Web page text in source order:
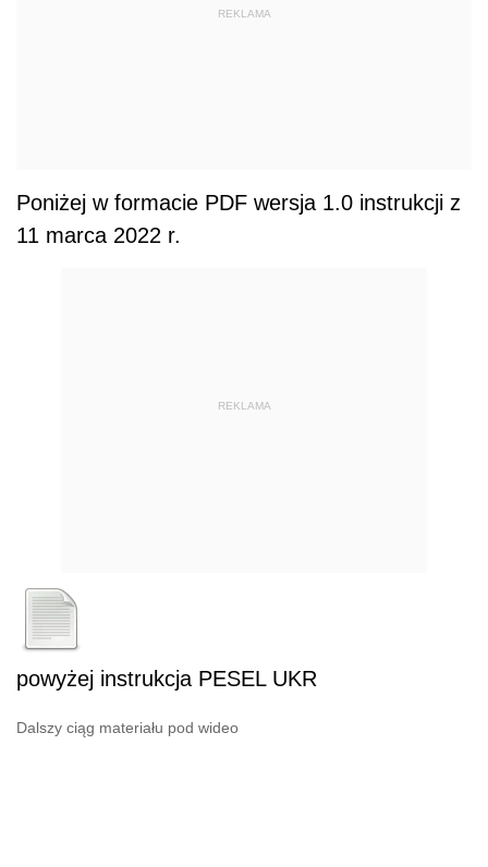
REKLAMA
Poniżej w formacie PDF wersja 1.0 instrukcji z
11 marca 2022 r.
REKLAMA
powyżej instrukcja PESEL UKR
Dalszy ciąg materiału pod wideo